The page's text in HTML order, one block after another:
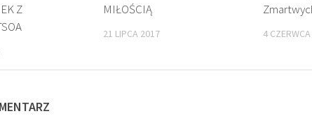
Z
MIŁOŚCIĄ
21 LIPCA 2017 4